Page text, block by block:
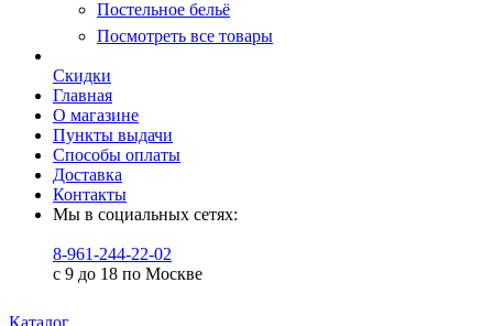
Постельное бельё
Посмотреть все товары
Скидки
Главная
О магазине
Пункты выдачи
Способы оплаты
Доставка
Контакты
Мы в социальных сетях:
8-961-244-22-02
с 9 до 18 по Москве